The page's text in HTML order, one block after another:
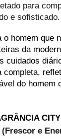
para
e sofisticado.
o homem que
da
cuidados
completa,
do homem
e